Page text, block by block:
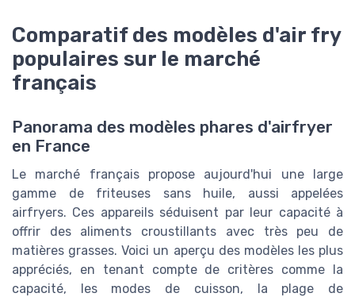
Comparatif des modèles d'air fry
populaires sur le marché
français
Panorama des modèles phares d'airfryer
en France
Le marché français propose aujourd'hui une large
gamme de friteuses sans huile, aussi appelées
airfryers. Ces appareils séduisent par leur capacité à
offrir des aliments croustillants avec très peu de
matières grasses. Voici un aperçu des modèles les plus
appréciés, en tenant compte de critères comme la
capacité, les modes de cuisson, la plage de